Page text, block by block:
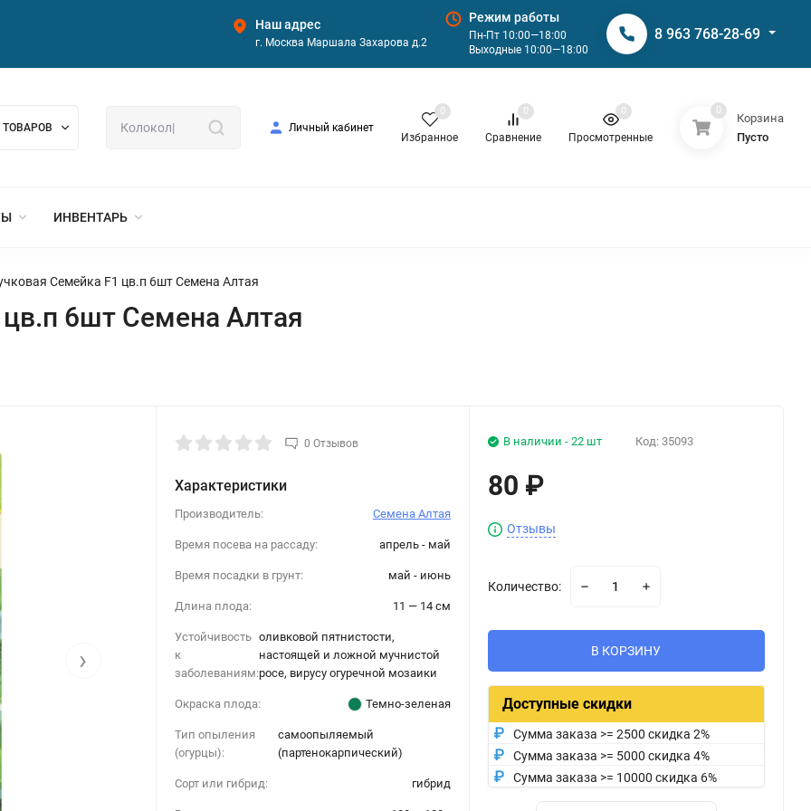
Наш адрес
г. Москва Маршала Захарова д.2
Режим работы
Пн-Пт 10:00—18:00
Выходные 10:00—18:00
8 963 768-28-69
ТОВАРОВ
Личный кабинет
Избранное
0
Сравнение
0
Просмотренные
0 0
Корзина
Пусто
ИНВЕНТАРЬ
Семейка F1 цв.п 6шт Семена Алтая
6шт Семена Алтая
›
0 Отзывов
Характеристики
Производитель: Семена Алтая
Время посева на рассаду: апрель - май
Время посадки в грунт: май - июнь
Длина плода: 11 — 14 см
Устойчивость
к
заболеваниям:
оливковой пятнистости,
настоящей и ложной мучнистой
росе, вирусу огуречной мозаики
Окраска плода: Темно-зеленая
Тип опыления
(огурцы):
самоопыляемый
(партенокарпический)
Сорт или гибрид: гибрид
В наличии - 22 шт Код: 35093
80 ₽
Отзывы
Количество:
В КОРЗИНУ
Доступные скидки
Сумма заказа >= 2500 скидка 2%
Сумма заказа >= 5000 скидка 4%
Сумма заказа >= 10000 скидка 6%